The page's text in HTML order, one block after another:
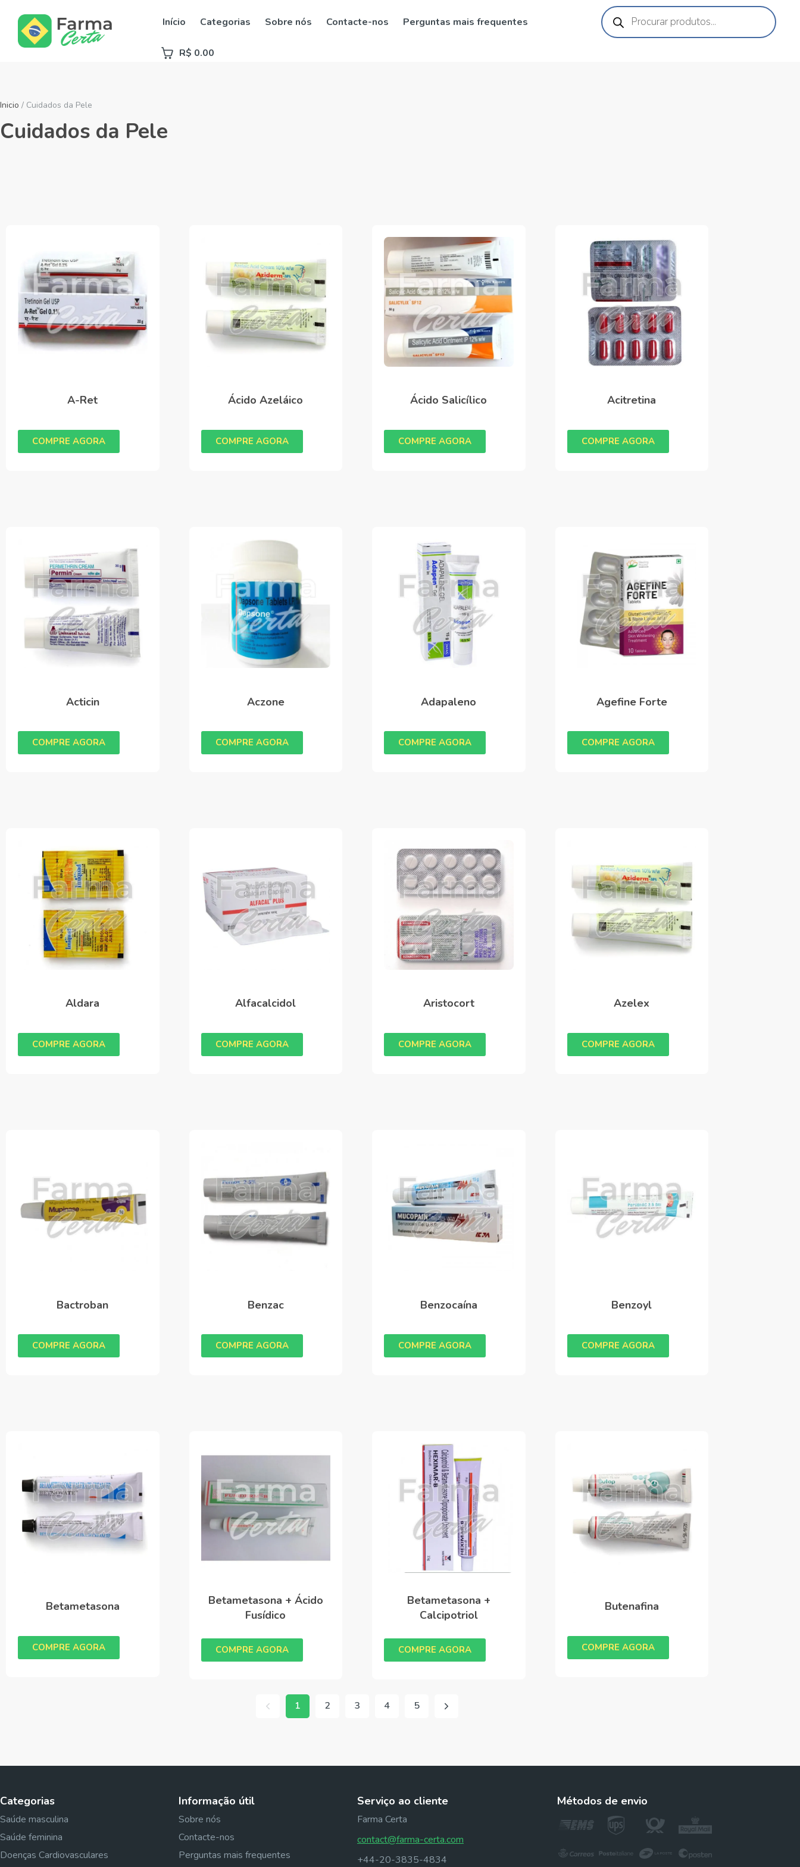
Início Categorias Sobre nós Contacte-nos Perguntas mais frequentes
R$ 0.00
Inicio / Cuidados da Pele
Cuidados da Pele
A-Ret
COMPRE AGORA
Ácido Azeláico
COMPRE AGORA
Ácido Salicílico
COMPRE AGORA
Acitretina
COMPRE AGORA
Acticin
COMPRE AGORA
Aczone
COMPRE AGORA
Adapaleno
COMPRE AGORA
Agefine Forte
COMPRE AGORA
Aldara
COMPRE AGORA
Alfacalcidol
COMPRE AGORA
Aristocort
COMPRE AGORA
Azelex
COMPRE AGORA
Bactroban
COMPRE AGORA
Benzac
COMPRE AGORA
Benzocaína
COMPRE AGORA
Benzoyl
COMPRE AGORA
Betametasona
COMPRE AGORA
Betametasona + Ácido
Fusídico
COMPRE AGORA
Betametasona +
Calcipotriol
COMPRE AGORA
Butenafina
COMPRE AGORA
1 2 3 4 5
Categorias
Saúde masculina
Saúde feminina
Doenças Cardiovasculares
Informação útil
Sobre nós
Contacte-nos
Perguntas mais frequentes
Serviço ao cliente
Farma Certa
contact@farma-certa.com
+44-20-3835-4834
Métodos de envio